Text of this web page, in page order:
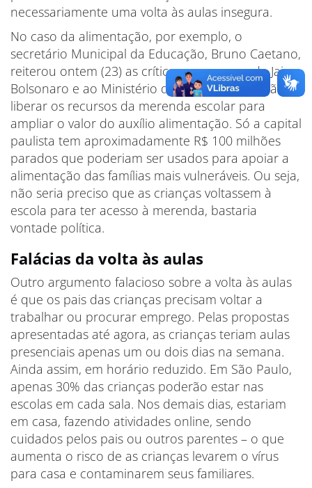
necessariamente uma volta às aulas insegura.
No caso da alimentação, por exemplo, o
secretário Municipal da Educação, Bruno Caetano,
reiterou ontem (23) as críticas ao governo de Jair
Bolsonaro e ao Ministério da Educação por não
liberar os recursos da merenda escolar para
ampliar o valor do auxílio alimentação. Só a capital
paulista tem aproximadamente R$ 100 milhões
parados que poderiam ser usados para apoiar a
alimentação das famílias mais vulneráveis. Ou seja,
não seria preciso que as crianças voltassem à
escola para ter acesso à merenda, bastaria
vontade política.
Falácias da volta às aulas
Outro argumento falacioso sobre a volta às aulas
é que os pais das crianças precisam voltar a
trabalhar ou procurar emprego. Pelas propostas
apresentadas até agora, as crianças teriam aulas
presenciais apenas um ou dois dias na semana.
Ainda assim, em horário reduzido. Em São Paulo,
apenas 30% das crianças poderão estar nas
escolas em cada sala. Nos demais dias, estariam
em casa, fazendo atividades online, sendo
cuidados pelos pais ou outros parentes – o que
aumenta o risco de as crianças levarem o vírus
para casa e contaminarem seus familiares.